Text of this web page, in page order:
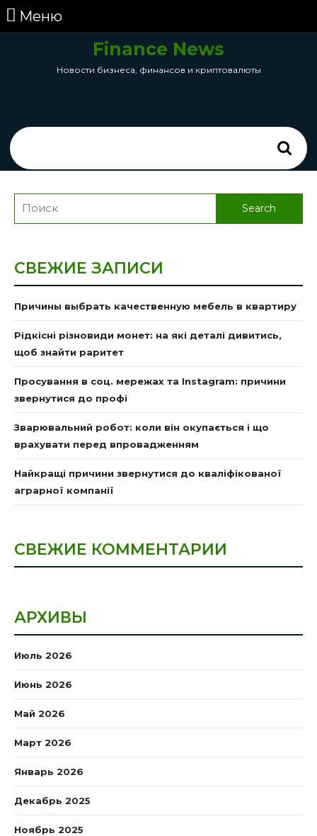
перейти
МенюМеню
Finance News
Новости бизнеса, финансов и криптовалюты
for:
Search
СВЕЖИЕ ЗАПИСИ
Причины выбрать качественную мебель в квартиру
Рідкісні різновиди монет: на які деталі дивитись,
щоб знайти раритет
Просування в соц. мережах та Instagram: причини
звернутися до профі
Зварювальний робот: коли він окупається і що
врахувати перед впровадженням
Найкращі причини звернутися до кваліфікованої
аграрної компанії
СВЕЖИЕ КОММЕНТАРИИ
АРХИВЫ
Июль 2026
Июнь 2026
Май 2026
Март 2026
Январь 2026
Декабрь 2025
Ноябрь 2025